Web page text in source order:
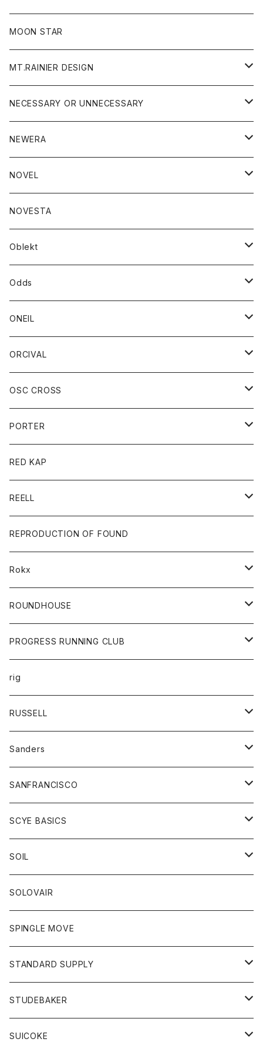
フリース
ジャケット
ニット
パンツ
帽子
MOON STAR
MT.RAINIER DESIGN
アウター
コート
ジャケット
アクセサリー
バッグ
グッズ
ウォレット
靴
トップス
ジャケット
シャツ
ボトム
ショートパンツ
パンツ
レディース
シャツ
Tシャツ
NECESSARY OR UNNECESSARY
アウター
コート
ジャケット
アクセサリー
バッグ
ブレスレット
グッズ
靴
ストール/マフラー
トップス
シャツ
シャツジャケット
ロングスリーブＴシャツ
ボトム
ショートパンツ
ジーンズ
NEWERA
帽子
NOVEL
トップス
カットソー
スエット
ボトム
NOVESTA
Oblekt
ボトム
ショートパンツ
パンツ
レディース
ボトム
Odds
帽子
ONEIL
スカート
ORCIVAL
アウター
コート
ジャケット
アクセサリー
バッグ
キッズ
Tシャツ
帽子
グッズ
靴
バック
トップス
カットソー
カーディガン
ニット
ベスト
ボトムス
ショートパンツ
パンツ
レディース
カットソー
コート
ボトム
ワンピース
OSC CROSS
ダウンジャケット
PORTER
カードホルダー
キーホルダー
財布
バック
RED KAP
REELL
パンツ
ショートパンツ
REPRODUCTION OF FOUND
Rokx
ボトム
ROUNDHOUSE
エプロン
キッズ
オーバーオール
ボトム
ペインターパンツ
PROGRESS RUNNING CLUB
トップス
Tシャツ
グッズ
帽子
rig
RUSSELL
アウター
コート
パーカー
スカート
Tシャツ
トップス
Tシャツ
トレーナー
ボトム
ショートパンツ
スカート
レディース
スカート
Tシャツ
アクセサリー
バック
Sanders
グッズ
靴
SANFRANCISCO
アウター
カーディガン
コート
グッズ
ネクタイ
グローブ
アクセサリー
トップス
カットソー
カーディガン
ボトム
ショートパンツ
パンツ
レディース
カットソー
SCYE BASICS
ボトム
ジーンズ
チノパン
トップス
ポロシャツ
ベスト
靴
SOIL
靴
ワンピース
トップス
カットソー
ボトム
パンツ
SOLOVAIR
SPINGLE MOVE
STANDARD SUPPLY
財布
バッグ
STUDEBAKER
アクセサリー
SUICOKE